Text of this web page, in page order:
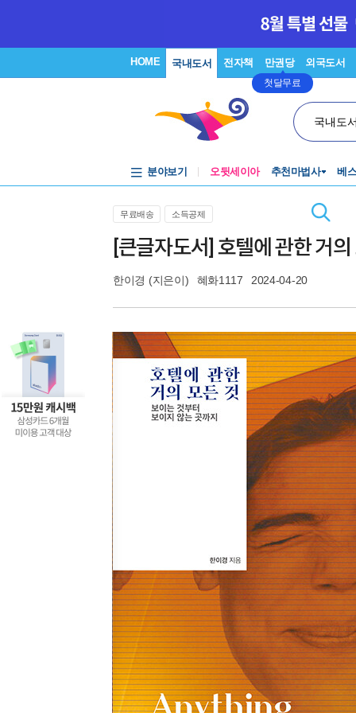
HOME 국내도서 전자책 만권당
첫달무료
외국도서
국내도
분야보기 오뒷세이아 추천마법사 베
무료배송 소득공제
[큰글자도서] 호텔에 관한 거
한이경 (지은이) 혜화1117 2024-04-20